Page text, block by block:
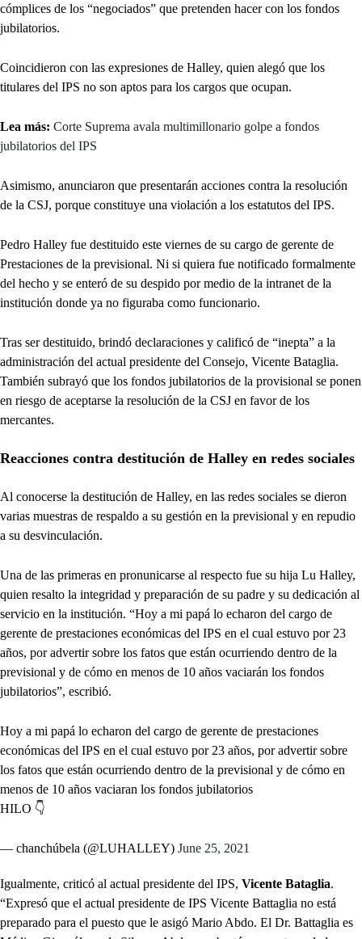
cómplices de los “negociados” que pretenden hacer con los fondos
jubilatorios.
Coincidieron con las expresiones de Halley, quien alegó que los
titulares del IPS no son aptos para los cargos que ocupan.
Lea más: Corte Suprema avala multimillonario golpe a fondos
jubilatorios del IPS
Asimismo, anunciaron que presentarán acciones contra la resolución
de la CSJ, porque constituye una violación a los estatutos del IPS.
Pedro Halley fue destituido este viernes de su cargo de gerente de
Prestaciones de la previsional. Ni si quiera fue notificado formalmente
del hecho y se enteró de su despido por medio de la intranet de la
institución donde ya no figuraba como funcionario.
Tras ser destituido, brindó declaraciones y calificó de “inepta” a la
administración del actual presidente del Consejo, Vicente Bataglia.
También subrayó que los fondos jubilatorios de la provisional se ponen
en riesgo de aceptarse la resolución de la CSJ en favor de los
mercantes.
Reacciones contra destitución de Halley en redes sociales
Al conocerse la destitución de Halley, en las redes sociales se dieron
varias muestras de respaldo a su gestión en la previsional y en repudio
a su desvinculación.
Una de las primeras en pronunicarse al respecto fue su hija Lu Halley,
quien resalto la integridad y preparación de su padre y su dedicación al
servicio en la institución. “Hoy a mi papá lo echaron del cargo de
gerente de prestaciones económicas del IPS en el cual estuvo por 23
años, por advertir sobre los fatos que están ocurriendo dentro de la
previsional y de cómo en menos de 10 años vaciarán los fondos
jubilatorios”, escribió.
Hoy a mi papá lo echaron del cargo de gerente de prestaciones
económicas del IPS en el cual estuvo por 23 años, por advertir sobre
los fatos que están ocurriendo dentro de la previsional y de cómo en
menos de 10 años vaciaran los fondos jubilatorios
HILO 👇
— chanchúbela (@LUHALLEY) June 25, 2021
Igualmente, criticó al actual presidente del IPS, Vicente Bataglia.
“Expresó que el actual presidente de IPS Vicente Battaglia no está
preparado para el puesto que le asigó Mario Abdo. El Dr. Battaglia es